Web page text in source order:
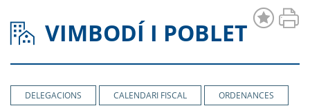
VIMBODÍ I POBLET
DELEGACIONS CALENDARI FISCAL ORDENANCES